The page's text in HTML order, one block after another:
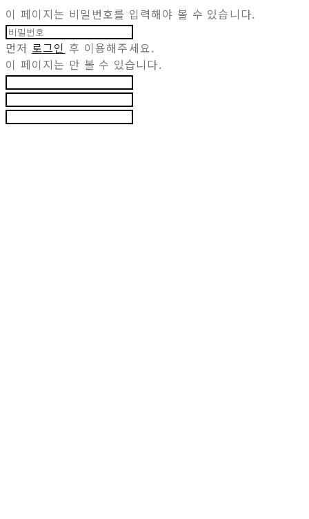
이 페이지는 비밀번호를 입력해야 볼 수 있습니다.
먼저 로그인 후 이용해주세요.
이 페이지는 만 볼 수 있습니다.